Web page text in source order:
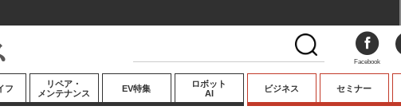
フ
リペア・
メンテナンス
EV特集
ロボット
AI
ビジネス セミナー
Facebook